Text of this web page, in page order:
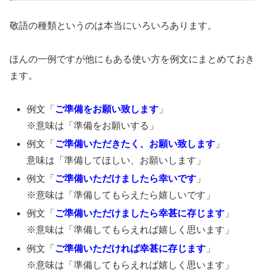
敬語の種類というのは本当にいろいろあります。
ほんの一例ですが他にもある使い方を例文にまとめておき
ます。
例文「 ご準備をお願い致します 」
※意味は「準備をお願いする」
例文「 ご準備いただきたく、お願い致します 」
意味は「準備してほしい、お願いします」
例文「 ご準備いただけましたら幸いです 」
※意味は「準備してもらえたら嬉しいです」
例文「 ご準備いただけましたら幸甚に存じます 」
※意味は「準備してもらえれば嬉しく思います」
例文「 ご準備いただければ幸甚に存じます 」
※意味は「準備してもらえれば嬉しく思います」